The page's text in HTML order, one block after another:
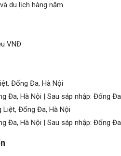
du lịch hàng năm.
VNĐ
Đống Đa, Hà Nội
Đa, Hà Nội | Sau sáp nhập: Đống
Liệt, Đống Đa, Hà Nội
Đa, Hà Nội | Sau sáp nhập: Đống